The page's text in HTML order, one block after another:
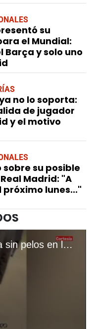
su
el Mundial:
Barça y solo uno
no lo soporta:
de jugador
y el motivo
sobre su posible
Madrid: "A
lunes..."
Barcelona: Laporta habla sin pelos en la lengua del posible fichaje de Lewandowski